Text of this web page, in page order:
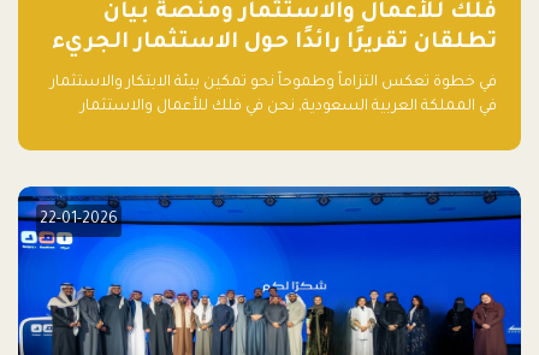
فلك للأعمال والاستثمار ومنصة بيان
تطلقان تقريرًا رائدًا حول الاستثمار الجريء
في الذكاء الاصطناعي بالمملكة العربية
السعودية
في خطوة تعكس التزاماً وطموحاً نحو تمكين بيئة الابتكار والاستثمار
في المملكة العربية السعودية, نحن في فلك للأعمال والاستثمار
الذكاء الاصطناعي: خارطة الطريق للمستثمرين ورواد الأعمال في
22-01-2026